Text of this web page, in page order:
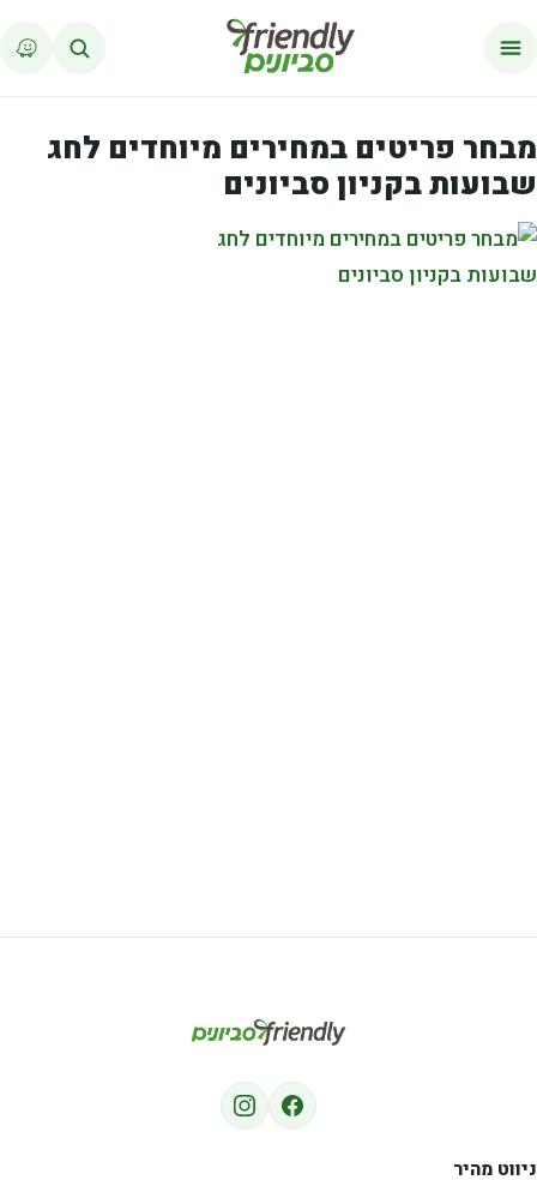
מבחר פריטים במחירים מיוחדים לחג
שבועות בקניון סביונים
ניווט מהיר